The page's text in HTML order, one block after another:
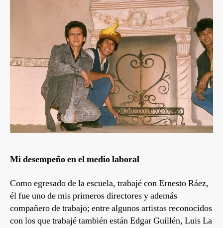
Mi desempeño en el medio laboral
Como egresado de la escuela, trabajé con Ernesto Ráez,
él fue uno de mis primeros directores y además
compañero de trabajo; entre algunos artistas reconocidos
con los que trabajé también están Edgar Guillén, Luis La